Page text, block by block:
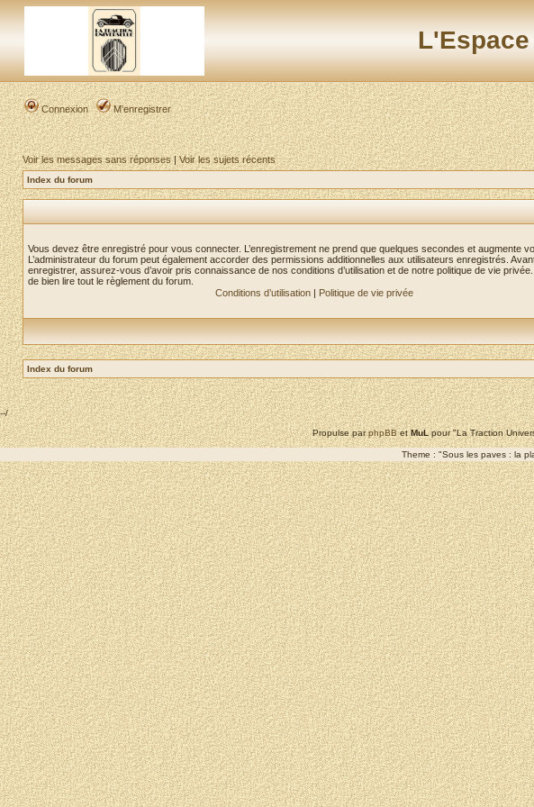
Connexion M’enregistrer
Voir les messages sans réponses|Voir les sujets récents
Index du forum
Vous devez être enregistré pour vous connecter. L’enregistrement ne prend que quelques secondes et augmente
L’administrateur du forum peut également accorder des permissions additionnelles aux utilisateurs enregistrés.
enregistrer, assurez-vous d’avoir pris connaissance de nos conditions d’utilisation et de notre politique de vie
de bien lire tout le règlement du forum.
Conditions d’utilisation| Politique de vie privée
Index du forum
--/
Propulse parphpBBetMuLpour "La Traction
Theme : "Sous les paves : la